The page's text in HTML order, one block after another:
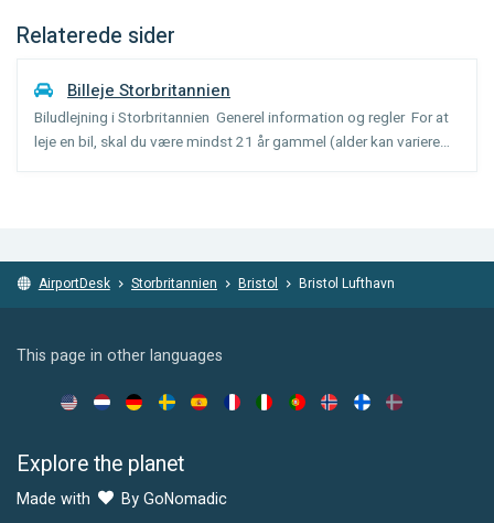
Relaterede sider
Billeje Storbritannien
Biludlejning i Storbritannien Generel information og regler For at
leje en bil, skal du være mindst 21 år gammel (alder kan variere
AirportDesk Storbritannien Bristol Bristol Lufthavn
This page in other languages
Explore the planet
Made with By GoNomadic